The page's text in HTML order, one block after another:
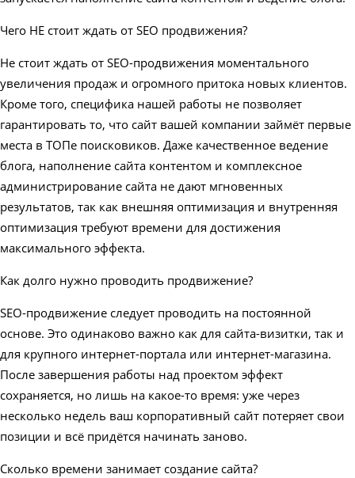
Чего НЕ стоит ждать от SEO продвижения?
Не стоит ждать от SEO-продвижения моментального
увеличения продаж и огромного притока новых клиентов.
Кроме того, специфика нашей работы не позволяет
гарантировать то, что сайт вашей компании займёт первые
места в ТОПе поисковиков. Даже качественное ведение
блога, наполнение сайта контентом и комплексное
администрирование сайта не дают мгновенных
результатов, так как внешняя оптимизация и внутренняя
оптимизация требуют времени для достижения
максимального эффекта.
Как долго нужно проводить продвижение?
SEO-продвижение следует проводить на постоянной
основе. Это одинаково важно как для сайта-визитки, так и
для крупного интернет-портала или интернет-магазина.
После завершения работы над проектом эффект
сохраняется, но лишь на какое-то время: уже через
несколько недель ваш корпоративный сайт потеряет свои
позиции и всё придётся начинать заново.
Сколько времени занимает создание сайта?